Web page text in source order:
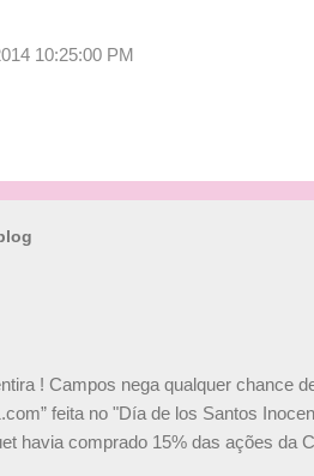
10:25:00 PM
! Campos nega qualquer chance
feita no "Día de los Santos
havia comprado 15% das ações da